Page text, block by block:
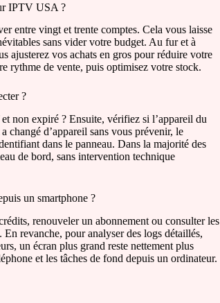
IPTV USA ?
entre vingt et trente comptes. Cela vous laisse
sans vider votre budget. Au fur et à
ajusterez vos achats en gros pour réduire votre
rythme de vente, puis optimisez votre stock.
?
non expiré ? Ensuite, vérifiez si l’appareil du
changé d’appareil sans vous prévenir, le
dans le panneau. Dans la majorité des
de bord, sans intervention technique
un smartphone ?
renouveler un abonnement ou consulter les
revanche, pour analyser des logs détaillés,
un écran plus grand reste nettement plus
et les tâches de fond depuis un ordinateur.